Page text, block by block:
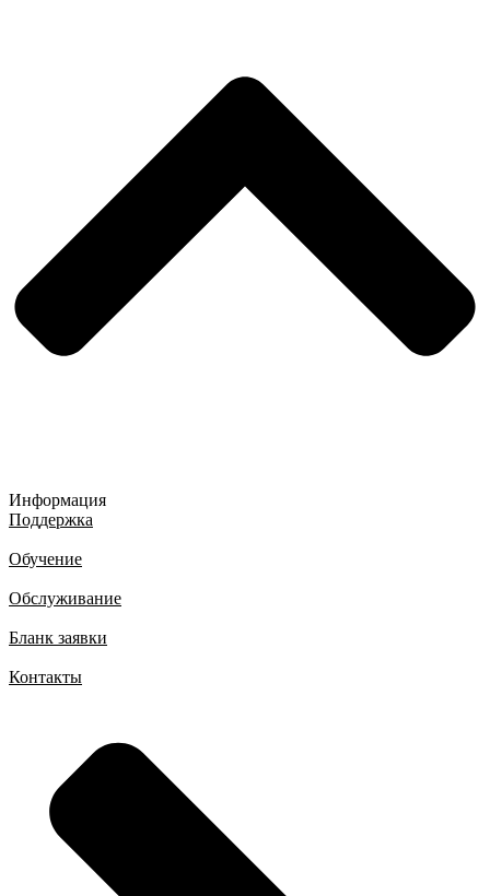
Информация
Поддержка
Обучение
Обслуживание
Бланк заявки
Контакты